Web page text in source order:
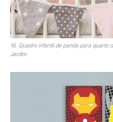
16. Quadro infantil de panda para quarto
Jardim